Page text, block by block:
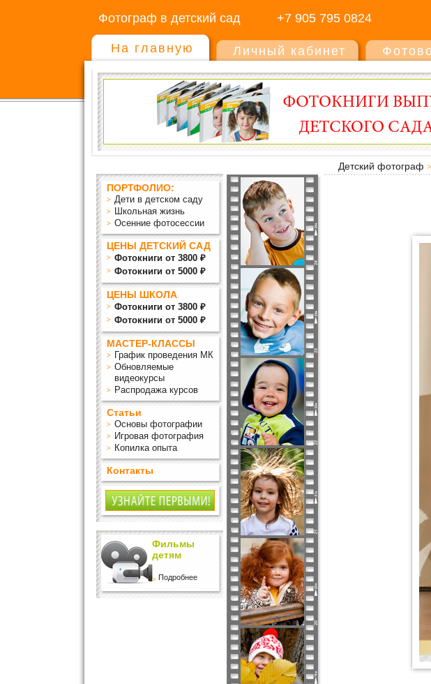
Фотограф в детский сад +7 905 795 0824
На главную Личный кабинет
Детский фотограф
ПОРТФОЛИО:
Дети в детском саду
Школьная жизнь
Осенние фотосессии
ЦЕНЫ ДЕТСКИЙ САД
Фотокниги от 3800 ₽
Фотокниги от 5000 ₽
ЦЕНЫ ШКОЛА
Фотокниги от 3800 ₽
Фотокниги от 5000 ₽
МАСТЕР-КЛАССЫ
График проведения МК
Обновляемые
видеокурсы
Распродажа курсов
Статьи
Основы фотографии
Игровая фотография
Копилка опыта
Контакты
Фильмы
детям
Подробнее